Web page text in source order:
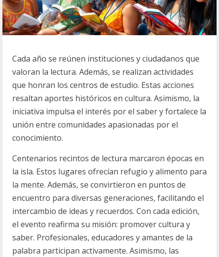
Cada año se reúnen instituciones y ciudadanos que
valoran la lectura. Además, se realizan actividades
que honran los centros de estudio. Estas acciones
resaltan aportes históricos en cultura. Asimismo, la
iniciativa impulsa el interés por el saber y fortalece la
unión entre comunidades apasionadas por el
conocimiento.
Centenarios recintos de lectura marcaron épocas en
la isla. Estos lugares ofrecían refugio y alimento para
la mente. Además, se convirtieron en puntos de
encuentro para diversas generaciones, facilitando el
intercambio de ideas y recuerdos. Con cada edición,
el evento reafirma su misión: promover cultura y
saber. Profesionales, educadores y amantes de la
palabra participan activamente. Asimismo, las